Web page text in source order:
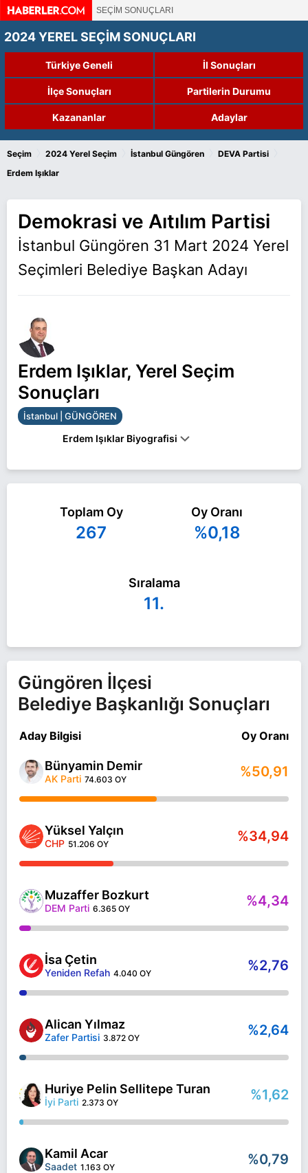
SEÇİM SONUÇLARI
2024 YEREL SEÇİM SONUÇLARI
Türkiye Geneli İl Sonuçları
İlçe Sonuçları Partilerin Durumu
Kazananlar Adaylar
Seçim 2024 Yerel Seçim İstanbul Güngören DEVA Partisi
Erdem Işıklar
Demokrasi ve Aıtılım Partisi
İstanbul Güngören 31 Mart 2024 Yerel
Seçimleri Belediye Başkan Adayı
Erdem Işıklar, Yerel Seçim
Sonuçları
İstanbul | GÜNGÖREN
Erdem Işıklar Biyografisi
başkan adayı olarak DEVA Partisi ile 31 Mart 2024
yerel seçimlerinde yarışıyor. Erdem Işıklar ile ilgili
daha fazla bilgi için
Erdem Işıklar Haberleri
Toplam Oy
267
Oy Oranı
%0,18
Sıralama
11.
Güngören İlçesi
Belediye Başkanlığı Sonuçları
Aday Bilgisi Oy Oranı
Bünyamin Demir
AK Parti 74.603 OY %50,91
Yüksel Yalçın
CHP 51.206 OY %34,94
Muzaffer Bozkurt
DEM Parti 6.365 OY %4,34
İsa Çetin
Yeniden Refah 4.040 OY %2,76
Alican Yılmaz
Zafer Partisi 3.872 OY %2,64
Huriye Pelin Sellitepe Turan
İyi Parti 2.373 OY %1,62
Kamil Acar
Saadet 1.163 OY %0,79